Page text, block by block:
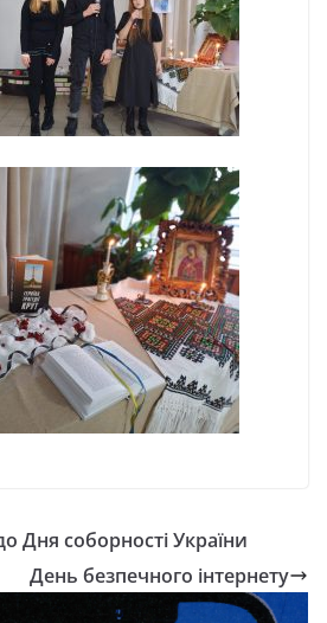
Дня соборності України
День безпечного інтернету